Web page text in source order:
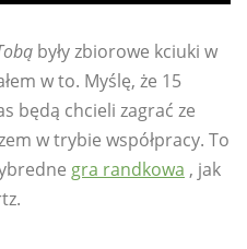
były zbiorowe kciuki w
w to. Myślę, że 15
będą chcieli zagrać ze
w trybie współpracy. To
gra randkowa , jak